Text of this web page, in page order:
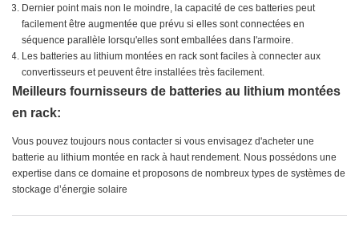
Dernier point mais non le moindre, la capacité de ces batteries peut
facilement être augmentée que prévu si elles sont connectées en
séquence parallèle lorsqu'elles sont emballées dans l'armoire.
Les batteries au lithium montées en rack sont faciles à connecter aux
convertisseurs et peuvent être installées très facilement.
Meilleurs fournisseurs de batteries au lithium montées
en rack:
Vous pouvez toujours nous contacter si vous envisagez d'acheter une
batterie au lithium montée en rack à haut rendement. Nous possédons une
expertise dans ce domaine et proposons de nombreux types de systèmes de
stockage d’énergie solaire